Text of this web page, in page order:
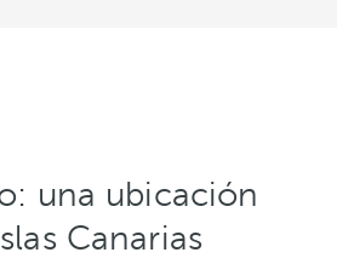
una ubicación
Canarias